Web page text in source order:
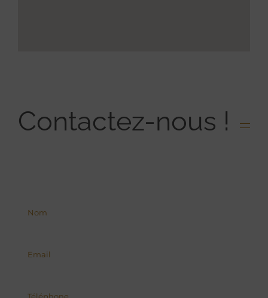
Contactez-nous !